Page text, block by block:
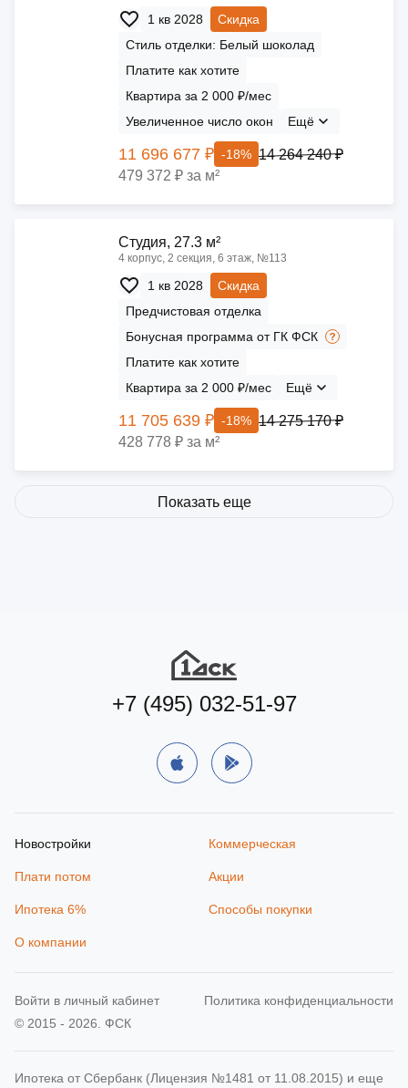
1 кв 2028
Скидка
Стиль отделки: Белый шоколад
Платите как хотите
Квартира за 2 000 ₽/мес
Увеличенное число окон
Ещё
11 696 677 ₽ -18% 14 264 240 ₽
479 372 ₽ за м²
Cтудия, 27.3 м²
4 корпус, 2 секция, 6 этаж, №113
1 кв 2028
Скидка
Предчистовая отделка
Бонусная программа от ГК ФСК
Платите как хотите
Квартира за 2 000 ₽/мес
Ещё
11 705 639 ₽ -18% 14 275 170 ₽
428 778 ₽ за м²
Показать еще
+7 (495) 032-51-97
Новостройки Коммерческая
Плати потом Акции
Ипотека 6% Способы покупки
О компании
© 2015 - 2026. ФСК
Политика конфиденциальности
Ипотека от Сбербанк (Лицензия №1481 от 11.08.2015) и еще
Войти в личный кабинет